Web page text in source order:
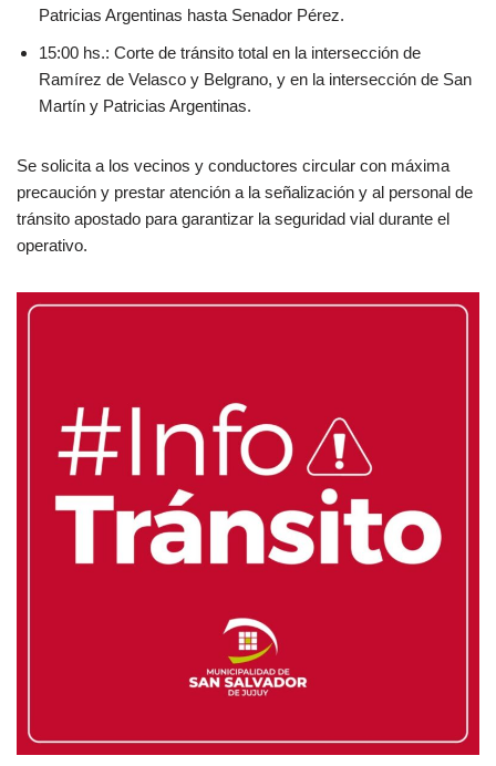
Patricias Argentinas hasta Senador Pérez.
15:00 hs.: Corte de tránsito total en la intersección de
Ramírez de Velasco y Belgrano, y en la intersección de San
Martín y Patricias Argentinas.
Se solicita a los vecinos y conductores circular con máxima
precaución y prestar atención a la señalización y al personal de
tránsito apostado para garantizar la seguridad vial durante el
operativo.